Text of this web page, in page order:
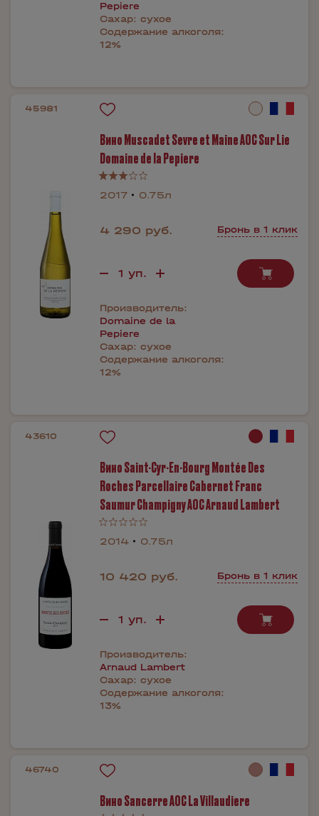
Pepiere
Сахар: сухое
Содержание алкоголя:
12%
45981
Вино Muscadet Sevre et Maine AОС Sur Lie
Domaine de la Pepiere
2017 0.75л
4 290 руб. Бронь в 1 клик
Производитель:
Domaine de la
Pepiere
Сахар: сухое
Содержание алкоголя:
12%
43610
Вино Saint-Cyr-En-Bourg Montée Des
Roches Parcellaire Cabernet Franc
Saumur Champigny AOC Arnaud Lambert
2014 0.75л
10 420 руб. Бронь в 1 клик
Производитель:
Arnaud Lambert
Сахар: сухое
Содержание алкоголя:
13%
46740
Вино Sancerre AOC La Villaudiere